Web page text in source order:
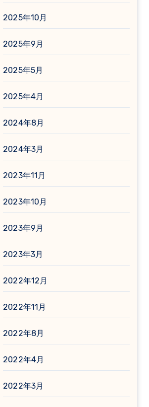
2025年10月
2025年9月
2025年5月
2025年4月
2024年8月
2024年3月
2023年11月
2023年10月
2023年9月
2023年3月
2022年12月
2022年11月
2022年8月
2022年4月
2022年3月